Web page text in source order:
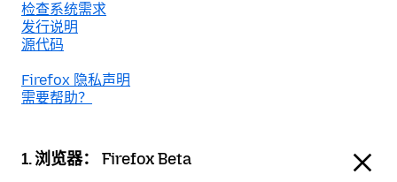
检查系统需求
发行说明
源代码
Firefox 隐私声明
需要帮助？
1. 浏览器： Firefox Beta